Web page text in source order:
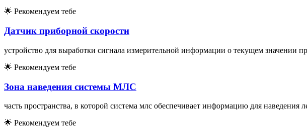
🌟 Рекомендуем тебе
Датчик приборной скорости
устройство для выработки сигнала измерительной информации о текущем значении
🌟 Рекомендуем тебе
Зона наведения системы МЛС
часть пространства, в которой система млс обеспечивает информацию для наведения
🌟 Рекомендуем тебе